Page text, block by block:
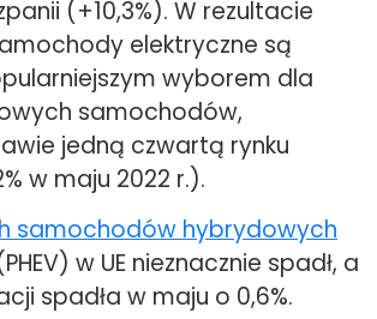
(+10,3%). W rezultacie
elektryczne są
wyborem dla
samochodów,
jedną czwartą rynku
w maju 2022 r.).
samochodów hybrydowych
w UE nieznacznie spadł, a
spadła w maju o 0,6%.